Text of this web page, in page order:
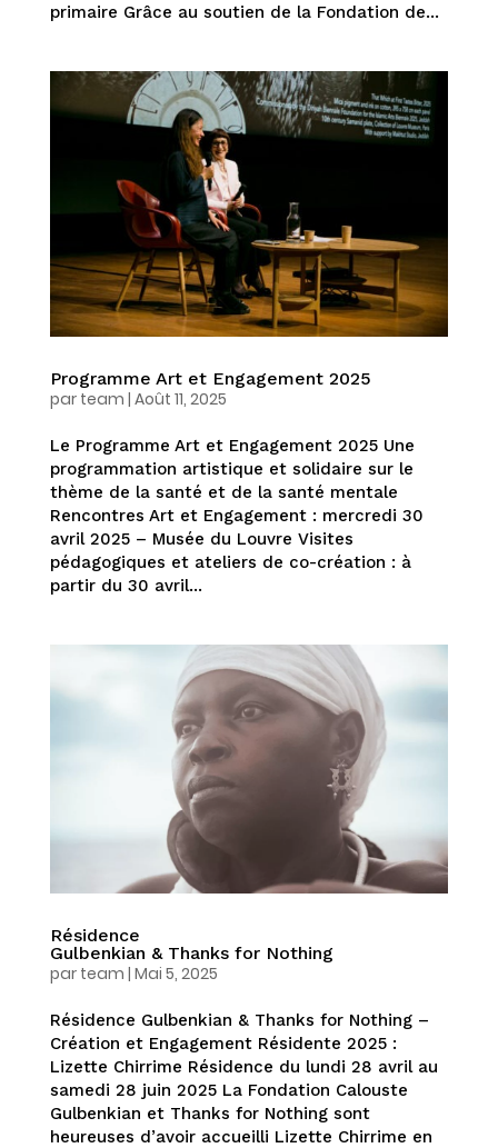
primaire Grâce au soutien de la Fondation de...
Programme Art et Engagement 2025
par team | Août 11, 2025
Le Programme Art et Engagement 2025 Une
programmation artistique et solidaire sur le
thème de la santé et de la santé mentale
Rencontres Art et Engagement : mercredi 30
avril 2025 – Musée du Louvre Visites
pédagogiques et ateliers de co-création : à
partir du 30 avril...
Résidence
Gulbenkian & Thanks for Nothing
par team | Mai 5, 2025
Résidence Gulbenkian & Thanks for Nothing –
Création et Engagement Résidente 2025 :
Lizette Chirrime Résidence du lundi 28 avril au
samedi 28 juin 2025 La Fondation Calouste
Gulbenkian et Thanks for Nothing sont
heureuses d’avoir accueilli Lizette Chirrime en